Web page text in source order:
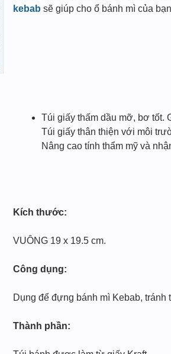
kebab sẽ giúp cho ổ bánh mì của
Túi giấy thấm dầu mỡ, bơ tốt.
Túi giấy thân thiện với môi
Nâng cao tính thẩm mỹ và
Kích thước:
VUÔNG 19 x 19.5 cm.
Công dụng:
Dụng để đựng bánh mì Kebab,
Thành phần: